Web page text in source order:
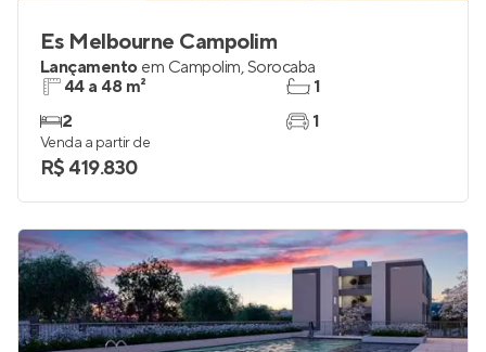
Es Melbourne Campolim
Lançamento em Campolim,Sorocaba
44 a 48 m²
2
1
1
Venda a partir de
R$ 419.830